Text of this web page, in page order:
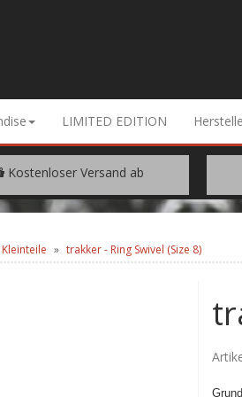
LIMITED EDITION
Kostenloser Versand ab
WARENWERT VON € 200.-
trakker - Ring Swivel (Size 8)